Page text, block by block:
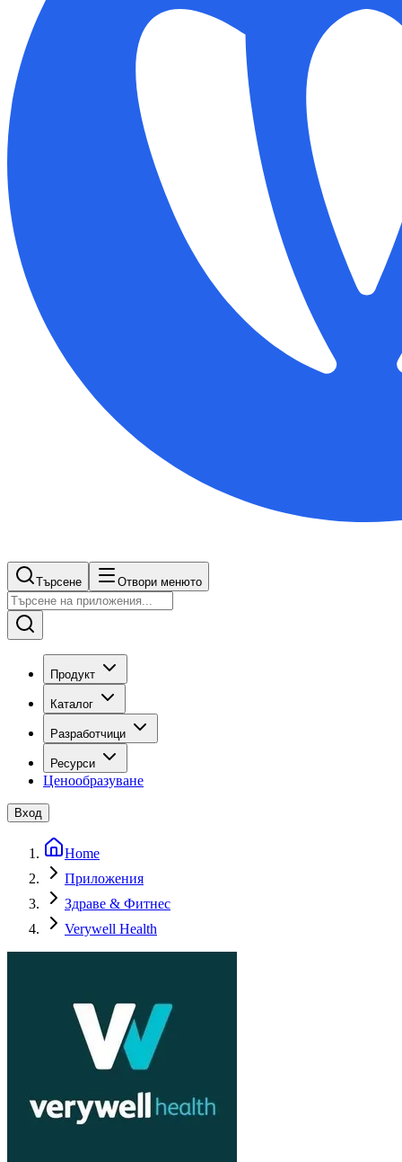
Търсене Отвори менюто
Продукт
Каталог
Разработчици
Ресурси
Ценообразуване
Вход
Home
Приложения
Здраве & Фитнес
Verywell Health